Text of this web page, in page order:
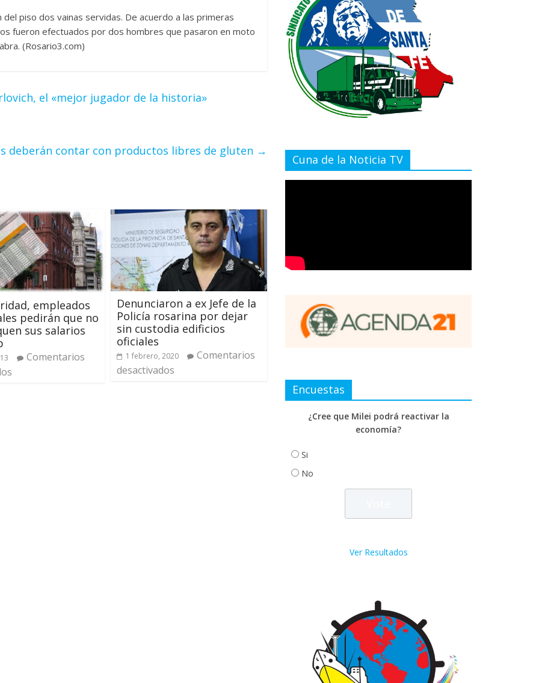
piso dos vainas servidas. De acuerdo a las primeras
fueron efectuados por dos hombres que pasaron en moto
(Rosario3.com)
el «mejor jugador de la historia»
deberán contar con productos libres de gluten →
empleados
pedirán que no
sus salarios
Comentarios
Denunciaron a ex Jefe de la
Policía rosarina por dejar
sin custodia edificios
oficiales
1 febrero, 2020
Comentarios
desactivados
Cuna de la Noticia TV
Encuestas
¿Cree que Milei podrá reactivar la
economía?
Si
No
Ver Resultados